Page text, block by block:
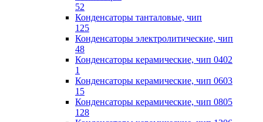
52
Конденсаторы танталовые, чип
125
Конденсаторы электролитические, чип
48
Конденсаторы керамические, чип 0402
1
Конденсаторы керамические, чип 0603
15
Конденсаторы керамические, чип 0805
128